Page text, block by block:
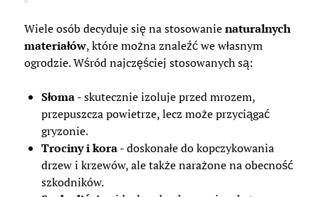
Wiele osób decyduje się na stosowanienaturalnych
materiałów, które można znaleźć we własnym
ogrodzie. Wśród najczęściej stosowanych są:
Słoma- skutecznie izoluje przed mrozem,
przepuszcza powietrze, lecz może przyciągać
gryzonie.
Trociny i kora- doskonałe do kopczykowania
drzew i krzewów, ale także narażone na obecność
szkodników.